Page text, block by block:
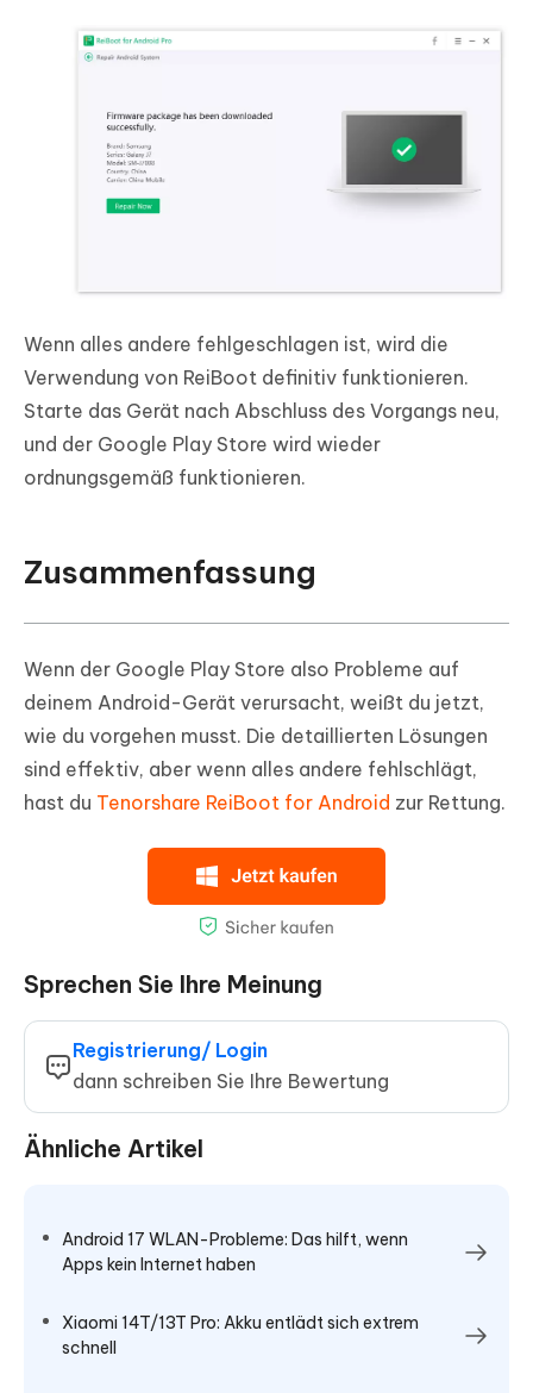
Wenn alles andere fehlgeschlagen ist, wird die
Verwendung von ReiBoot definitiv funktionieren.
Starte das Gerät nach Abschluss des Vorgangs neu,
und der Google Play Store wird wieder
ordnungsgemäß funktionieren.
Zusammenfassung
Wenn der Google Play Store also Probleme auf
deinem Android-Gerät verursacht, weißt du jetzt,
wie du vorgehen musst. Die detaillierten Lösungen
sind effektiv, aber wenn alles andere fehlschlägt,
hast du Tenorshare ReiBoot for Android zur Rettung.
Sprechen Sie Ihre Meinung
Registrierung/ Login
dann schreiben Sie Ihre Bewertung
Ähnliche Artikel
Android 17 WLAN-Probleme: Das hilft, wenn
Apps kein Internet haben
Xiaomi 14T/13T Pro: Akku entlädt sich extrem
schnell